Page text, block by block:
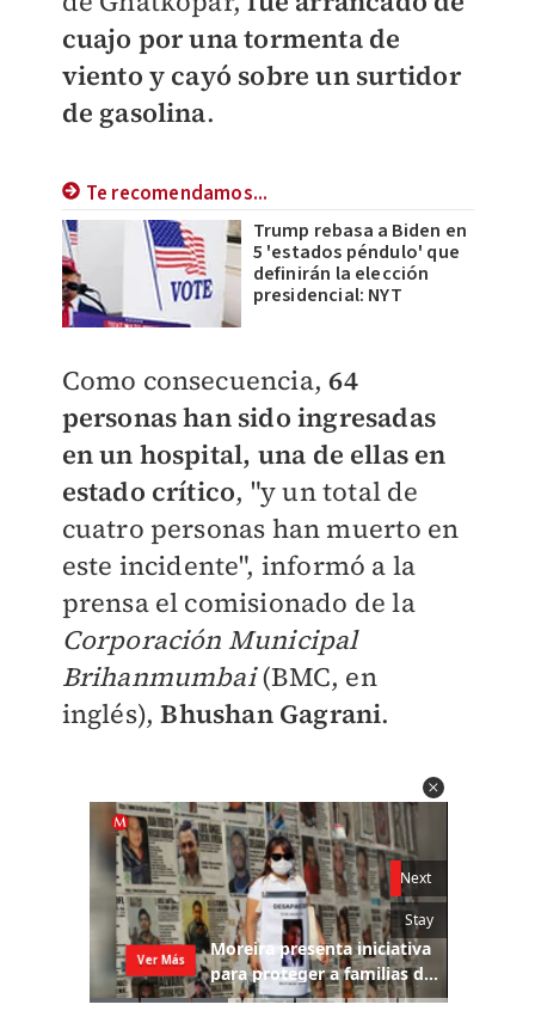
cuajo por una tormenta de
viento y cayó sobre un surtidor
de gasolina.
Te recomendamos...
Trump rebasa a Biden en
5 'estados péndulo' que
definirán la elección
presidencial: NYT
Como consecuencia, 64
personas han sido ingresadas
en un hospital, una de ellas en
estado crítico, "y un total de
cuatro personas han muerto en
este incidente", informó a la
prensa el comisionado de la
Corporación Municipal
Brihanmumbai(BMC, en
inglés),Bhushan Gagrani.